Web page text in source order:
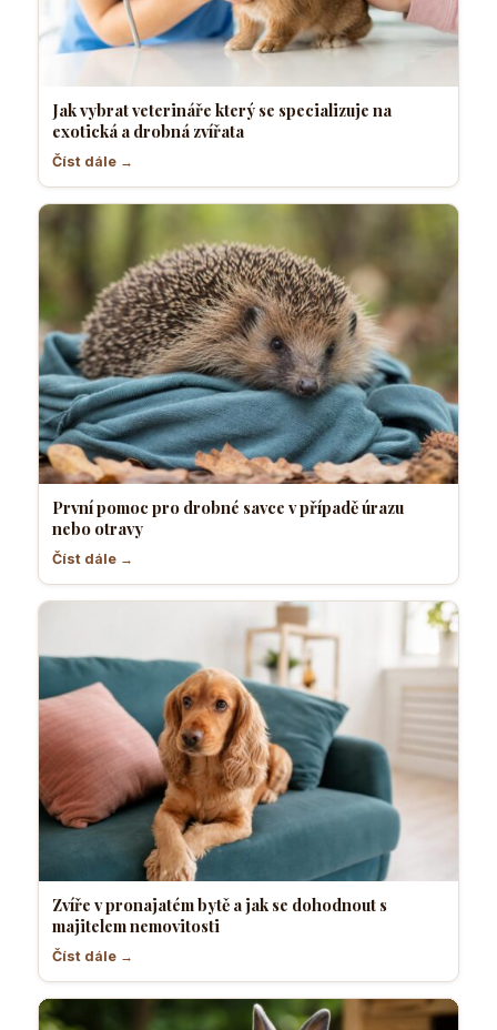
Jak vybrat veterináře který se specializuje na
exotická a drobná zvířata
Číst dále →
První pomoc pro drobné savce v případě úrazu
nebo otravy
Číst dále →
Zvíře v pronajatém bytě a jak se dohodnout s
majitelem nemovitosti
Číst dále →